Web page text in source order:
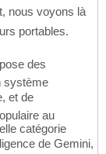
nous voyons là
portables.
des
système
et de
au
catégorie
de Gemini,